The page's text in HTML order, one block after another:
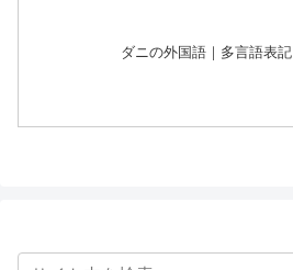
ダニの外国語｜多言語表記